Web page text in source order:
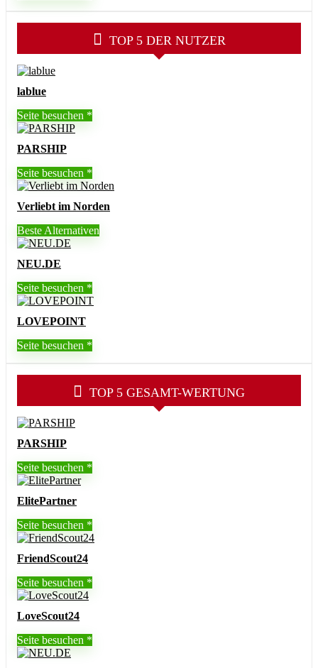
TOP 5 DER NUTZER
lablue
Seite besuchen
PARSHIP
Seite besuchen
Verliebt im Norden
Beste Alternativen
NEU.DE
Seite besuchen
LOVEPOINT
Seite besuchen
TOP 5 GESAMT-WERTUNG
PARSHIP
Seite besuchen
ElitePartner
Seite besuchen
FriendScout24
Seite besuchen
LoveScout24
Seite besuchen